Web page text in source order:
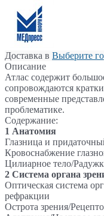
Доставка в Выберите
Описание
Атлас содержит
сопровождаются
современные
проблематике.
Содержание:
1 Анатомия
Глазница и
Кровоснабжение
Цилиарное тело/
2 Система органа
Оптическая система
рефракции
Острота зрения/